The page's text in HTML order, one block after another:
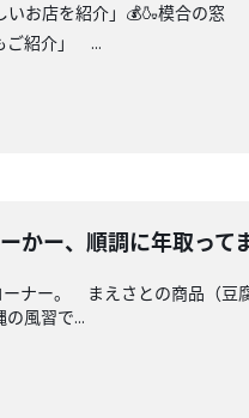
いお店を紹介」💰🍶模合の
ご紹介」 ...
かー、順調に年取ってま
ナー。 まえさとの商品（
風習で...